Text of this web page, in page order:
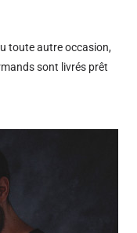
toute autre occasion,
sont livrés prêt